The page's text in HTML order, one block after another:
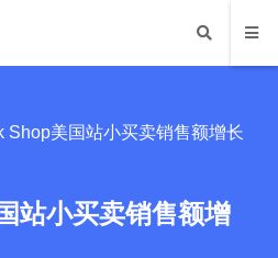
Shop美国站小买卖销售额增长
站小买卖销售额增